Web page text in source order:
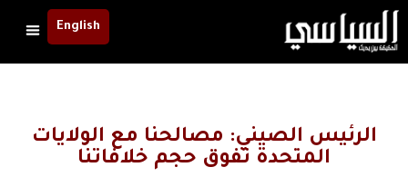
English
الرئيس الصيني: مصالحنا مع الولايات
المتحدة تفوق حجم خلافاتنا